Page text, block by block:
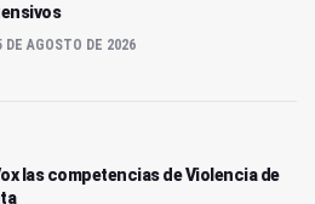
DE AGOSTO DE 2026
las competencias de Violencia de